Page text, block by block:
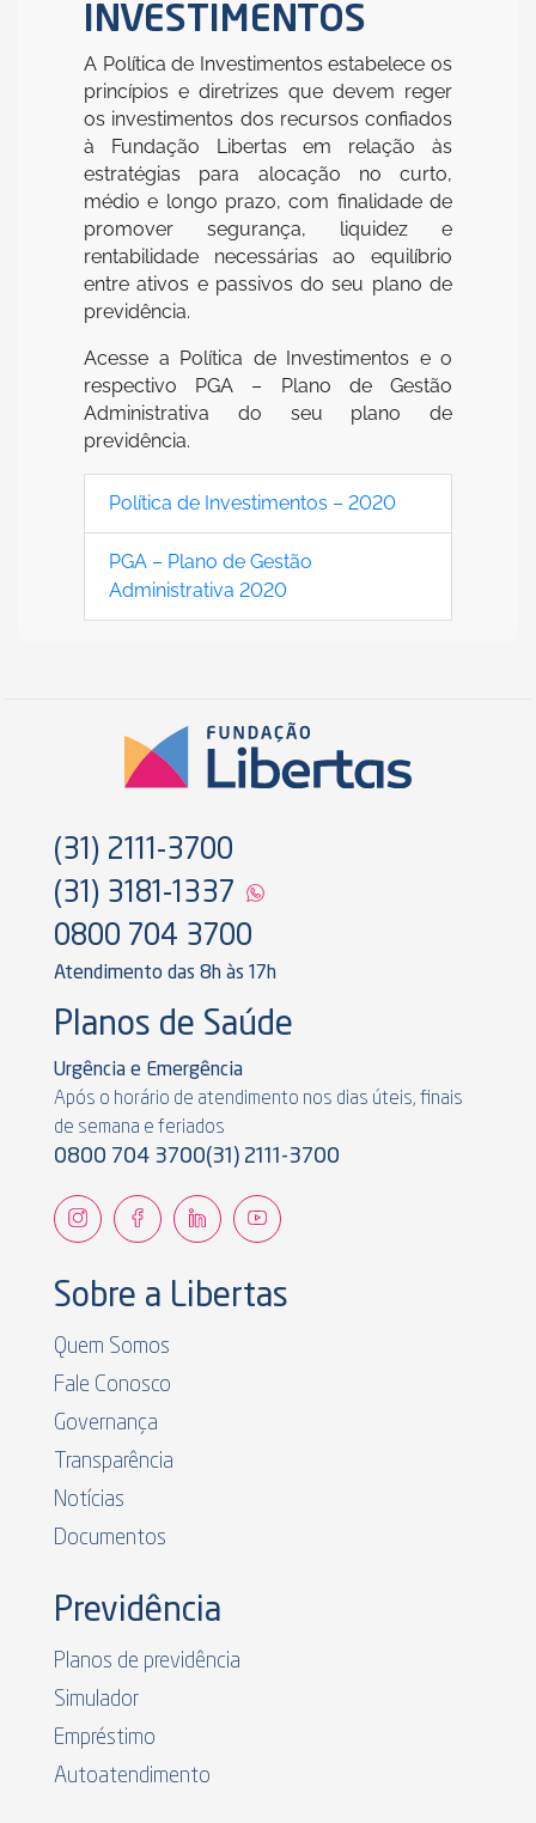
INVESTIMENTOS
A Política de Investimentos estabelece os
princípios e diretrizes que devem reger
os investimentos dos recursos confiados
à Fundação Libertas em relação às
estratégias para alocação no curto,
médio e longo prazo, com finalidade de
promover segurança, liquidez e
rentabilidade necessárias ao equilíbrio
entre ativos e passivos do seu plano de
previdência.
Acesse a Política de Investimentos e o
respectivo PGA – Plano de Gestão
Administrativa do seu plano de
previdência.
Política de Investimentos – 2020
PGA – Plano de Gestão
Administrativa 2020
(31) 2111-3700
(31) 3181-1337
0800 704 3700
Atendimento das 8h às 17h
Planos de Saúde
Urgência e Emergência
Após o horário de atendimento nos dias úteis, finais
de semana e feriados
0800 704 3700(31) 2111-3700
Sobre a Libertas
Quem Somos
Fale Conosco
Governança
Transparência
Notícias
Documentos
Previdência
Planos de previdência
Simulador
Empréstimo
Autoatendimento